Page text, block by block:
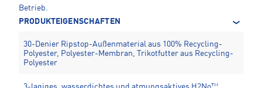
Betrieb.
PRODUKTEIGENSCHAFTEN
30-Denier Ripstop-Außenmaterial aus 100% Recycling-
Polyester, Polyester-Membran, Trikotfutter aus Recycling-
Polyester